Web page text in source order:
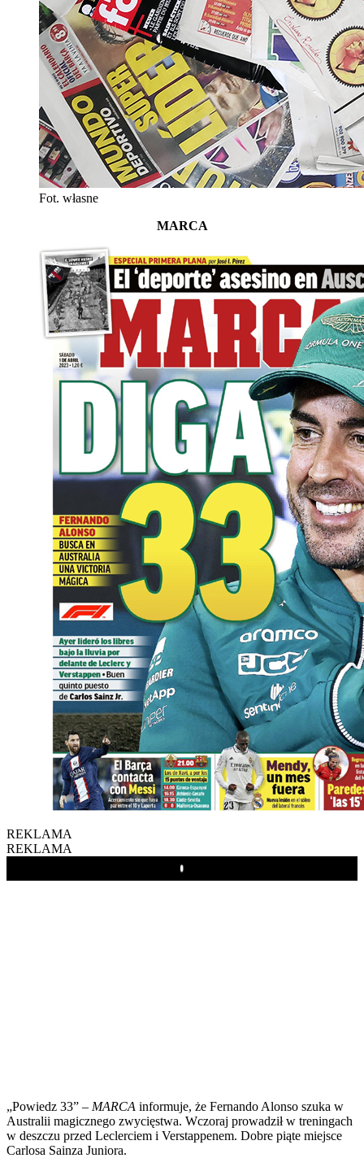
Fot. własne
MARCA
REKLAMA
REKLAMA
Play
„Powiedz 33” – MARCA informuje, że Fernando Alonso szuka w
Australii magicznego zwycięstwa. Wczoraj prowadził w treningach
w deszczu przed Leclerciem i Verstappenem. Dobre piąte miejsce
Carlosa Sainza Juniora.